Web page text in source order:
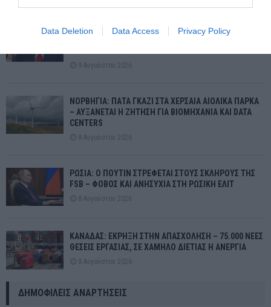
Data Deletion Data Access Privacy Policy
ΗΠΑ: Ο ΤΡΑΜΠ ΕΠΙΣΤΡΕΦΕΙ ΣΤΗ ΜΑΧΗ ΓΙΑ ΤΗΝ
9 Αυγούστου 2026
ΝΟΡΒΗΓΙΑ: ΠΑΤΑ ΓΚΑΖΙ ΣΤΑ ΧΕΡΣΑΙΑ ΑΙΟΛΙΚΑ ΠΑΡΚΑ
– ΑΥΞΑΝΕΤΑΙ Η ΖΗΤΗΣΗ ΓΙΑ ΒΙΟΜΗΧΑΝΙΑ ΚΑΙ DATA
CENTERS
8 Αυγούστου 2026
ΡΩΣΙΑ: Ο ΠΟΥΤΙΝ ΣΤΡΕΦΕΤΑΙ ΣΤΟΥΣ ΣΚΛΗΡΟΥΣ ΤΗΣ
FSB – ΦΟΒΟΣ ΚΑΙ ΑΝΗΣΥΧΙΑ ΣΤΗ ΡΩΣΙΚΗ ΕΛΙΤ
8 Αυγούστου 2026
ΚΑΝΑΔΑΣ: ΕΚΡΗΞΗ ΣΤΗΝ ΑΠΑΣΧΟΛΗΣΗ – 75.000 ΝΕΕΣ
ΘΕΣΕΙΣ ΕΡΓΑΣΙΑΣ, ΣΕ ΧΑΜΗΛΟ ΔΙΕΤΙΑΣ Η ΑΝΕΡΓΙΑ
8 Αυγούστου 2026
ΔΗΜΟΦΙΛΕΊΣ ΑΝΑΡΤΉΣΕΙΣ